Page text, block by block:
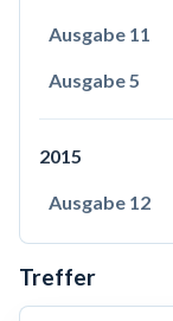
Ausgabe 11
Ausgabe 5
2015
Ausgabe 12
Treffer